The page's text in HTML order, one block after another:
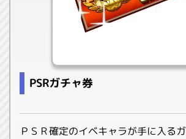
PSRガチャ券
ＰＳＲ確定のイベキャラが手に入る